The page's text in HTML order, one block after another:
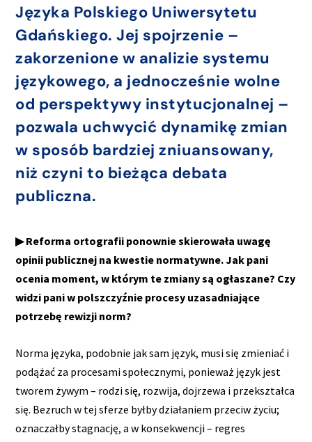
Języka Polskiego Uniwersytetu
Gdańskiego. Jej spojrzenie –
zakorzenione w analizie systemu
językowego, a jednocześnie wolne
od perspektywy instytucjonalnej –
pozwala uchwycić dynamikę zmian
w sposób bardziej zniuansowany,
niż czyni to bieżąca debata
publiczna.
▶ Reforma ortografii ponownie skierowała uwagę
opinii publicznej na kwestie normatywne. Jak pani
ocenia moment, w którym te zmiany są ogłaszane? Czy
widzi pani w polszczyźnie procesy uzasadniające
potrzebę rewizji norm?
Norma języka, podobnie jak sam język, musi się zmieniać i
podążać za procesami społecznymi, ponieważ język jest
tworem żywym – rodzi się, rozwija, dojrzewa i przekształca
się. Bezruch w tej sferze byłby działaniem przeciw życiu;
oznaczałby stagnację, a w konsekwencji – regres